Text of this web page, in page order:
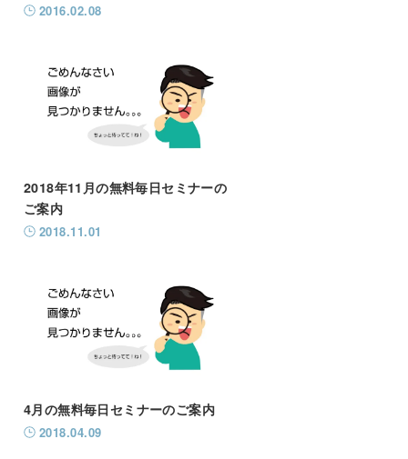
2016.02.08
2018年11月の無料毎日セミナーの
ご案内
2018.11.01
4月の無料毎日セミナーのご案内
2018.04.09